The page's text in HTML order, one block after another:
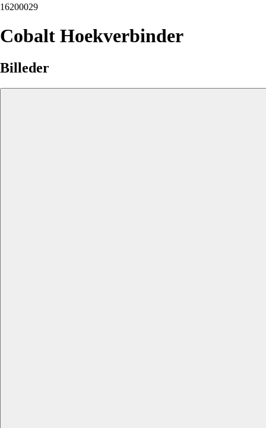
16200029
Cobalt Hoekverbinder
Billeder